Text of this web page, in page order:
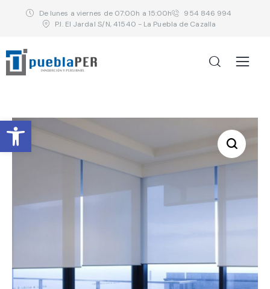
Abrir barra de herramientas
De lunes a viernes de 07:00h a 15:00h
954 846 994
P.I. El Jardal S/N, 41540 - La Puebla de Cazalla